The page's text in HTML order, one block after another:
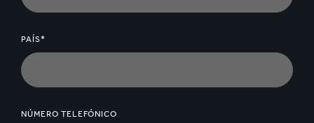
PAÍS*
NÚMERO TELEFÓNICO